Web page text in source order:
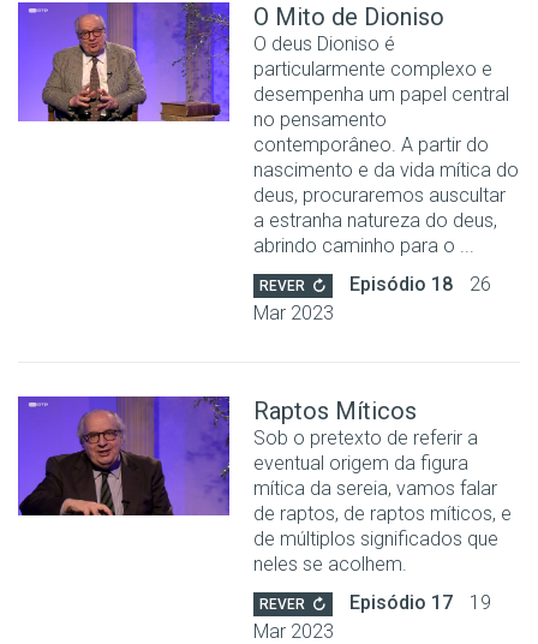
O Mito de Dioniso
O deus Dioniso é
particularmente complexo e
desempenha um papel central
no pensamento
contemporâneo. A partir do
nascimento e da vida mítica do
deus, procuraremos auscultar
a estranha natureza do deus,
abrindo caminho para o ...
REVER Episódio 18
26
Mar 2023
Raptos Míticos
Sob o pretexto de referir a
eventual origem da figura
mítica da sereia, vamos falar
de raptos, de raptos míticos, e
de múltiplos significados que
neles se acolhem.
REVER Episódio 17
19
Mar 2023